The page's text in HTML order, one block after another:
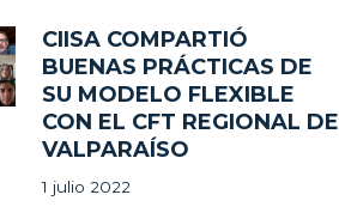
Previous
post:
CIISA COMPARTIÓ
BUENAS PRÁCTICAS DE
SU MODELO FLEXIBLE
CON EL CFT REGIONAL DE
VALPARAÍSO
1 julio 2022